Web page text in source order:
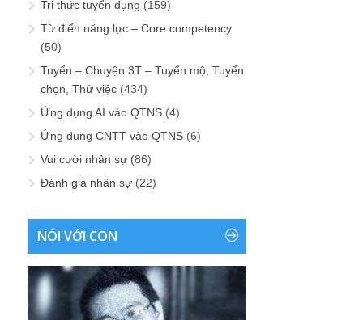
Tri thức tuyển dụng (159)
Từ điển năng lực – Core competency
(50)
Tuyển – Chuyện 3T – Tuyển mộ, Tuyển
chọn, Thử việc (434)
Ứng dụng AI vào QTNS (4)
Ứng dụng CNTT vào QTNS (6)
Vui cười nhân sự (86)
Đánh giá nhân sự (22)
NÓI VỚI CON